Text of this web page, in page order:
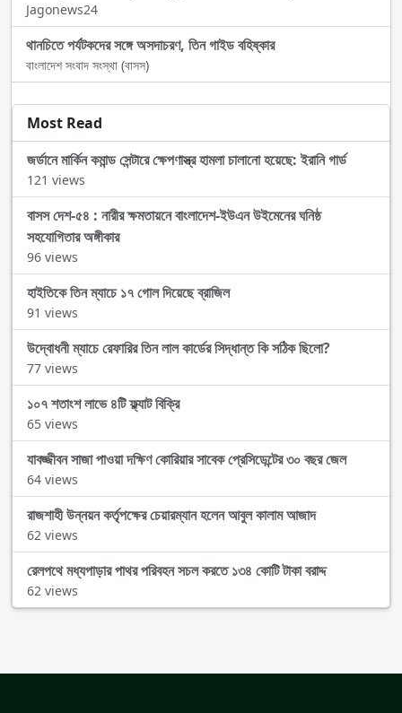
Jagonews24
থানচিতে পর্যটকদের সঙ্গে অসদাচরণ, তিন গাইড বহিষ্কার
বাংলাদেশ সংবাদ সংস্থা (বাসস)
Most Read
জর্ডানে মার্কিন কমান্ড সেন্টারে ক্ষেপণাস্ত্র হামলা চালানো হয়েছে: ইরানি গার্ড
121 views
বাসস দেশ-৫৪ : নারীর ক্ষমতায়নে বাংলাদেশ-ইউএন উইমেনের ঘনিষ্ঠ
সহযোগিতার অঙ্গীকার
96 views
হাইতিকে তিন ম্যাচে ১৭ গোল দিয়েছে ব্রাজিল
91 views
উদ্বোধনী ম্যাচে রেফারির তিন লাল কার্ডের সিদ্ধান্ত কি সঠিক ছিলো?
77 views
১০৭ শতাংশ লাভে ৪টি ফ্ল্যাট বিক্রি
65 views
যাবজ্জীবন সাজা পাওয়া দক্ষিণ কোরিয়ার সাবেক প্রেসিডেন্টের ৩০ বছর জেল
64 views
রাজশাহী উন্নয়ন কর্তৃপক্ষের চেয়ারম্যান হলেন আবুল কালাম আজাদ
62 views
রেলপথে মধ্যপাড়ার পাথর পরিবহন সচল করতে ১৩৪ কোটি টাকা বরাদ্দ
62 views